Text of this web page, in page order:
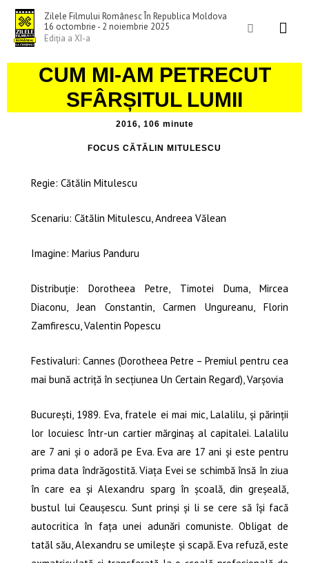
content
Zilele Filmului Românesc În Republica Moldova
16 octombrie - 2 noiembrie 2025
Ediția a XI-a
Search
CUM MI-AM PETRECUT
SFÂRȘITUL LUMII
2016, 106 minute
FOCUS CĂTĂLIN MITULESCU
Regie: Cătălin Mitulescu
Scenariu: Cătălin Mitulescu, Andreea Vălean
Imagine: Marius Panduru
Distribuție: Dorotheea Petre, Timotei Duma, Mircea
Diaconu, Jean Constantin, Carmen Ungureanu, Florin
Zamfirescu, Valentin Popescu
Festivaluri: Cannes (Dorotheea Petre – Premiul pentru cea
mai bună actriţă în secţiunea Un Certain Regard), Varșovia
București, 1989. Eva, fratele ei mai mic, Lalalilu, și părinții
lor locuiesc într-un cartier mărginaș al capitalei. Lalalilu
are 7 ani și o adoră pe Eva. Eva are 17 ani și este pentru
prima data îndrăgostită. Viața Evei se schimbă însă în ziua
în care ea și Alexandru sparg în școală, din greșeală,
bustul lui Ceaușescu. Sunt prinși și li se cere să își facă
autocritica în fața unei adunări comuniste. Obligat de
tatăl său, Alexandru se umilește și scapă. Eva refuză, este